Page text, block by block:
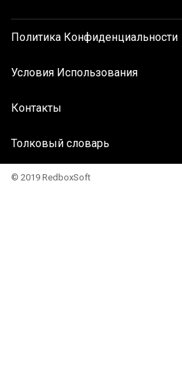
Политика Конфиденциальности
Условия Использования
Контакты
Толковый словарь
© 2019 RedboxSoft